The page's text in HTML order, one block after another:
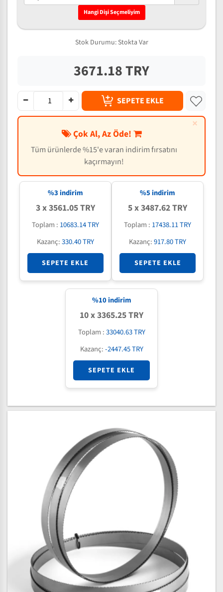
Hangi Dişi Seçmeliyim
Stok Durumu: Stokta Var
3671.18 TRY
SEPETE EKLE
×
Çok Al, Az Öde!
Tüm ürünlerde %15'e varan indirim fırsatını
kaçırmayın!
%3 indirim
3 x 3561.05 TRY
Toplam : 10683.14 TRY
Kazanç:330.40 TRY
SEPETE EKLE
%5 indirim
5 x 3487.62 TRY
Toplam : 17438.11 TRY
Kazanç:917.80 TRY
SEPETE EKLE
%10indirim
10 x 3365.25 TRY
Toplam :33040.63 TRY
Kazanç:-2447.45 TRY
SEPETE EKLE